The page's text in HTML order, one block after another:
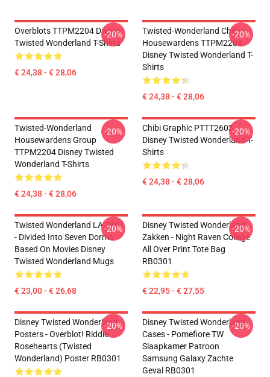
Overblots TTPM2204 Disney
Twisted Wonderland T-Shirts
€ 24,38 - € 28,06
-20%
Twisted-Wonderland Chibi
Housewardens TTPM2204
Disney Twisted Wonderland T-
Shirts
€ 24,38 - € 28,06
-20%
Twisted-Wonderland
Housewardens Group
TTPM2204 Disney Twisted
Wonderland T-Shirts
€ 24,38 - € 28,06
-20%
Chibi Graphic PTTT2603
Disney Twisted Wonderland T-
Shirts
€ 24,38 - € 28,06
-20%
Twisted Wonderland LA 2801
- Divided Into Seven Dorms
Based On Movies Disney
Twisted Wonderland Mugs
€ 23,00 - € 26,68
-20%
Disney Twisted Wonderland
Zakken - Night Raven College
All Over Print Tote Bag
RB0301
€ 22,95 - € 27,55
-20%
Disney Twisted Wonderland
Posters - Overblot! Riddle
Rosehearts (Twisted
Wonderland) Poster RB0301
-20%
Disney Twisted Wonderland
Cases - Pomefiore TW
Slaapkamer Patroon
Samsung Galaxy Zachte
Geval RB0301
-20%